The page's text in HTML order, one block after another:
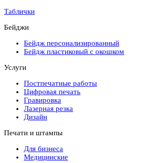
Таблички
Бейджи
Бейдж персонализированный
Бейдж пластиковый с окошком
Услуги
Постпечатные работы
Цифровая печать
Гравировка
Лазерная резка
Дизайн
Печати и штампы
Для бизнеса
Медицинские